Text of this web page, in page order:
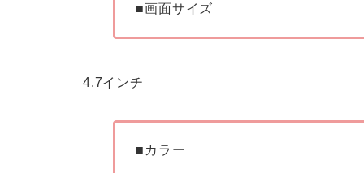
■画面サイズ
4.7インチ
■カラー